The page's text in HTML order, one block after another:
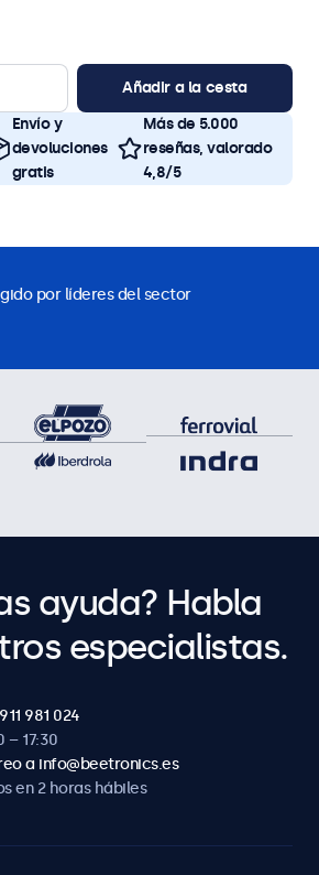
Añadir a la cesta
Envío y
devoluciones
gratis
Más de 5.000
reseñas, valorado
4,8/5
por líderes del sector
ayuda? Habla
especialistas.
981 024
– 17:30
a info@beetronics.es
en 2 horas hábiles